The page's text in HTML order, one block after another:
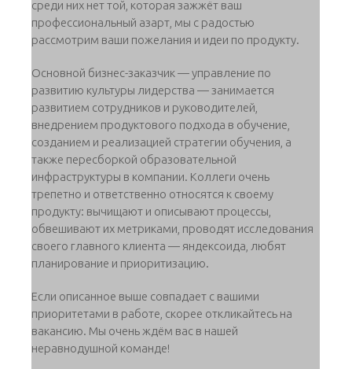
среди них нет той, которая зажжёт ваш
профессиональный азарт, мы с радостью
рассмотрим ваши пожелания и идеи по продукту.
Основной бизнес-заказчик — управление по
развитию культуры лидерства — занимается
развитием сотрудников и руководителей,
внедрением продуктового подхода в обучение,
созданием и реализацией стратегии обучения, а
также пересборкой образовательной
инфраструктуры в компании. Коллеги очень
трепетно и ответственно относятся к своему
продукту: вычищают и описывают процессы,
обвешивают их метриками, проводят исследования
своего главного клиента — яндексоида, любят
планирование и приоритизацию.
Если описанное выше совпадает с вашими
приоритетами в работе, скорее откликайтесь на
вакансию. Мы очень ждём вас в нашей
неравнодушной команде!